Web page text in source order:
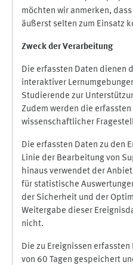
möchten wir anmerken,
äußerst selten zum Einsatz
Zweck der Verarbeitung
Die erfassten Daten dienen
interaktiver
Studierende zur
Zudem werden die
wissenschaftlicher
Die erfassten Daten zu den
Linie der Bearbeitung von
hinaus verwendet der
für statistische
der Sicherheit und der
Weitergabe dieser
nicht.
Die zu Ereignissen
von 60 Tagen gespeichert